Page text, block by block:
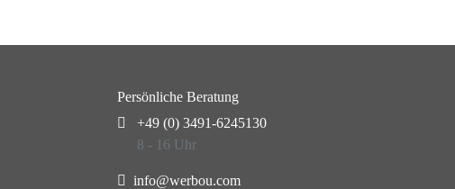
Persönliche Beratung
+49 (0) 3491-6245130
8 - 16 Uhr
info@werbou.com